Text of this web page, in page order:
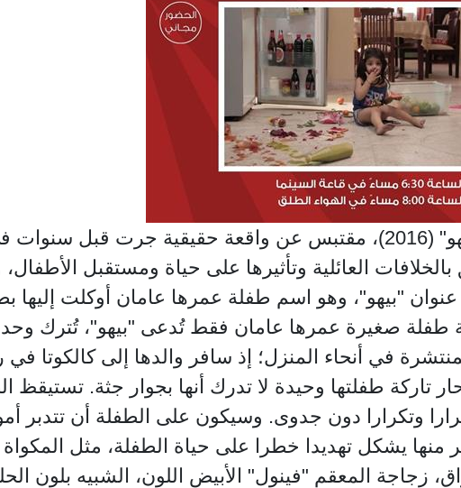
الفيلم الهندي "بيهو" (2016)، مقتبس عن واقعة حقيقية جرت
بالخلافات العائلية وتأثيرها على حياة ومستقبل
"بيهو"، وهو اسم طفلة عمرها عامان أوكلت إليها
طفلة صغيرة عمرها عامان فقط تُدعى "بيهو"، تُترك
المنتشرة في أنحاء المنزل؛ إذ سافر والدها إلى
تاركة طفلتها وحيدة لا تدرك أنها بجوار جثة. تستيقظ
وتكرارا دون جدوى. وسيكون على الطفلة أن تتدبر
منها يشكل تهديدا خطرا على حياة الطفلة، مثل
زجاجة المعقم "فينول" الأبيض اللون، الشبيه بلون